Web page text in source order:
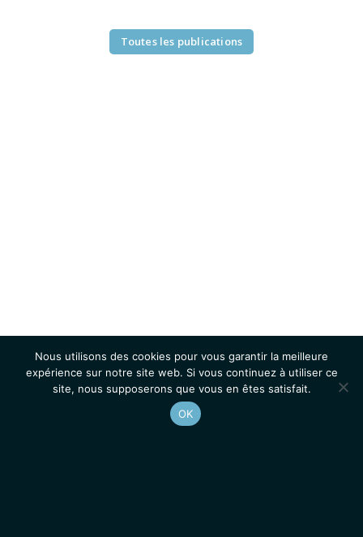
Toutes les publications
Nous utilisons des cookies pour vous garantir la meilleure
expérience sur notre site web. Si vous continuez à utiliser ce
site, nous supposerons que vous en êtes satisfait.
OK